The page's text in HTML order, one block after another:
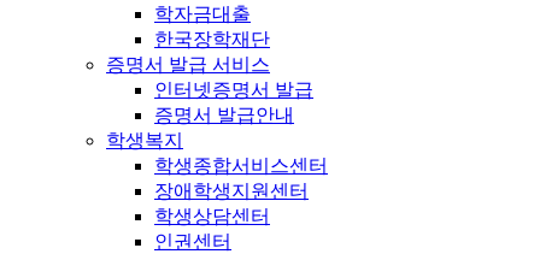
학자금대출
한국장학재단
증명서 발급 서비스
인터넷증명서 발급
증명서 발급안내
학생복지
학생종합서비스센터
장애학생지원센터
학생상담센터
인권센터